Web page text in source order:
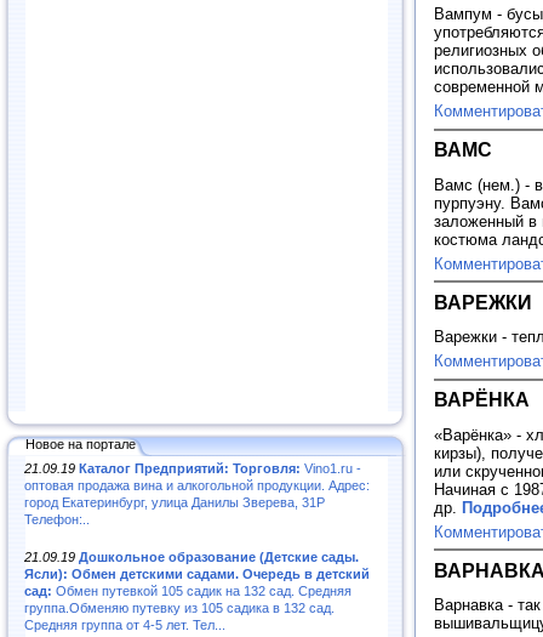
Новое на портале
21.09.19 Каталог Предприятий: Торговля: Vino1.ru -
оптовая продажа вина и алкогольной продукции. Адрес:
город Екатеринбург, улица Данилы Зверева, 31Р
Телефон:..
21.09.19 Дошкольное образование (Детские сады.
Ясли): Обмен детскими садами. Очередь в детский
сад: Обмен путевкой 105 садик на 132 сад. Средняя
группа.Обменяю путевку из 105 садика в 132 сад.
Средняя группа от 4-5 лет. Тел...
Вампум -
религиозных
современной
ВАМС
Вамс (нем.) -
пурпуэну.
заложенный в
костюма
ВАРЕЖКИ
Варежки -
ВАРЁНКА
«Варёнка» -
кирзы),
или
Начиная с
др.
Варнавка -